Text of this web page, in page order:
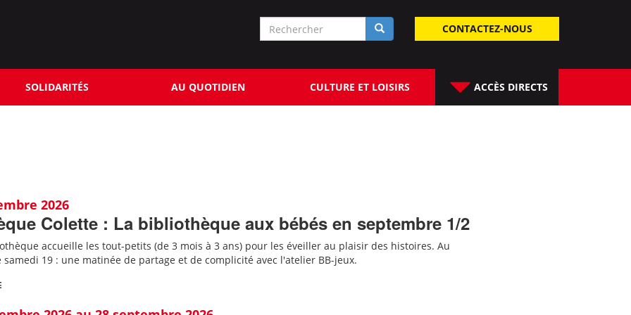
CONTACTEZ-NOUS
Formulaire
recherche
SOLIDARITÉS AU QUOTIDIEN CULTURE ET LOISIRS ACCÈS DIRECTS
2026
Colette : La bibliothèque aux bébés en septembre 1/2
accueille les tout-petits (de 3 mois à 3 ans) pour les éveiller au plaisir des histoires. Au
samedi 19 : une matinée de partage et de complicité avec l'atelier BB-jeux.